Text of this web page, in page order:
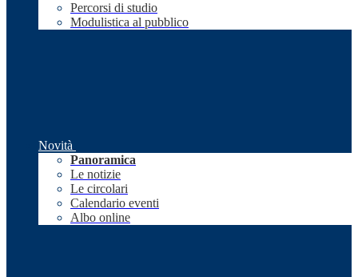
Percorsi di studio
Modulistica al pubblico
Novità
Panoramica
Le notizie
Le circolari
Calendario eventi
Albo online